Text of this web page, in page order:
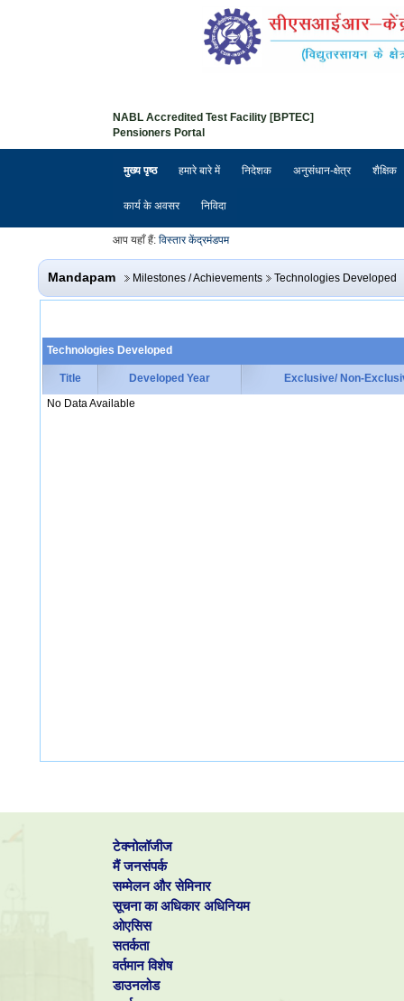
NABL Accredited Test Facility [BPTEC]
Pensioners Portal
मुख्य पृष्ठ हमारे बारे में निदेशक अनुसंधान-क्षेत्र शैक्षिक
कार्य के अवसर निविदा
आप यहाँ हैं: विस्तार केंद्रमंडपम
Mandapam Milestones / Achievements Technologies Developed
Technologies Developed
Title Developed Year
Exclusive/ Non-
No Data Available
टेक्नोलॉजीज
मैं जनसंपर्क
सम्मेलन और सेमिनार
सूचना का अधिकार अधिनियम
ओएसिस
सतर्कता
वर्तमान विशेष
डाउनलोड